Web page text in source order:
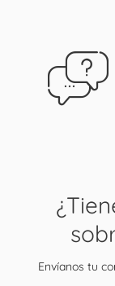
Envíanos tu